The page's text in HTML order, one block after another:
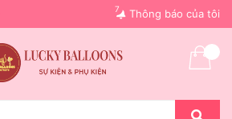
Thông báo của tôi
7